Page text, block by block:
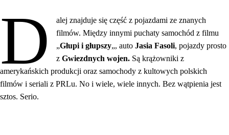
D
alej znajduje się część z pojazdami ze znanych
filmów. Między innymi puchaty samochód z filmu
„Głupi i głupszy„, autoJasia Fasoli, pojazdy prosto
zGwiezdnych wojen. Są krążowniki z
amerykańskich produkcji oraz samochody z kultowych polskich
filmów i seriali z PRLu. No i wiele, wiele innych. Bez wątpienia jest
sztos. Serio.